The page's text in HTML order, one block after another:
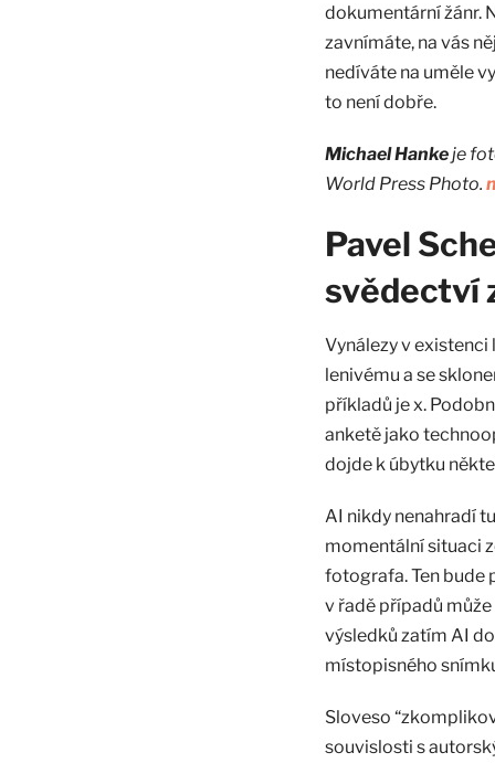
dokumentární žánr.
zavnímáte, na vás
nedíváte na uměle
to není dobře.
Michael Hankeje
World Press Photo.
Pavel
svědectví
Vynálezy v
lenivému a se
příkladů je x.
anketě jako
dojde k úbytku
AI nikdy nenahradí
momentální situaci
fotografa. Ten bude
v řadě případů
výsledků zatím AI
místopisného
Sloveso
souvislosti s